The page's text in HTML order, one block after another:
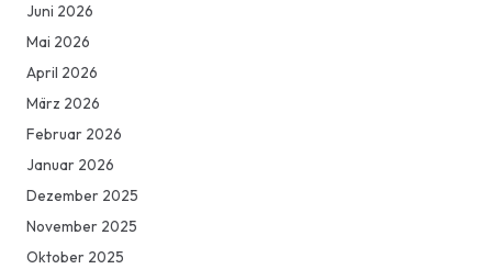
Juni 2026
Mai 2026
April 2026
März 2026
Februar 2026
Januar 2026
Dezember 2025
November 2025
Oktober 2025